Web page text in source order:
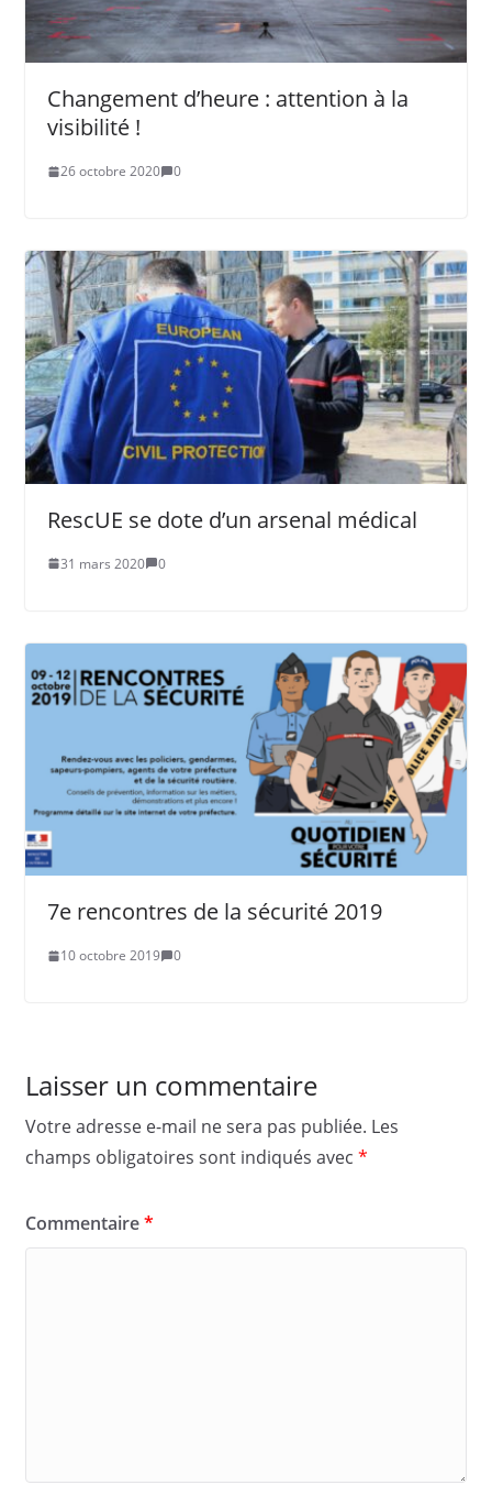
Changement d’heure : attention à la
visibilité !
26 octobre 2020 0
RescUE se dote d’un arsenal médical
31 mars 2020 0
7e rencontres de la sécurité 2019
10 octobre 2019 0
Laisser un commentaire
Votre adresse e-mail ne sera pas publiée. Les
champs obligatoires sont indiqués avec *
Commentaire*